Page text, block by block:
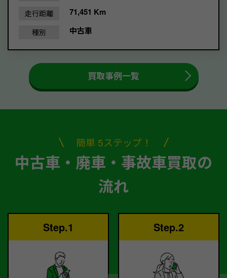
走行距離 71,451 Km
種別 中古車
買取事例一覧
簡単 5ステップ！
中古車・廃車・事故車買取の
流れ
Step.1 Step.2